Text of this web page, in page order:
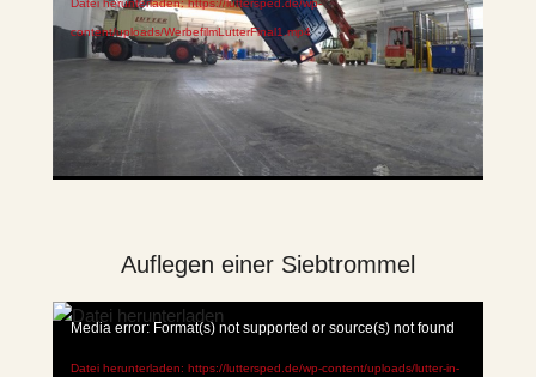
Datei herunterladen: https://luttersped.de/wp-
content/uploads/WerbefilmLutterFinal1.mp4
Auflegen einer Siebtrommel
Media error: Format(s) not supported or source(s) not found
Datei herunterladen: https://luttersped.de/wp-content/uploads/lutter-in-